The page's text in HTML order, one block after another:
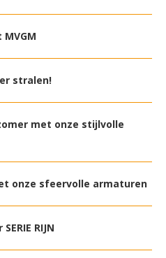
stralen!
met onze stijlvolle
onze sfeervolle armaturen
RIJN